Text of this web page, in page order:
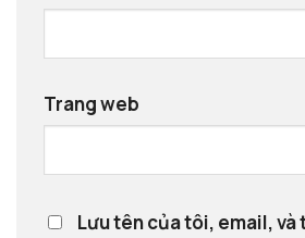
Trang web
Lưu tên của tôi, email,